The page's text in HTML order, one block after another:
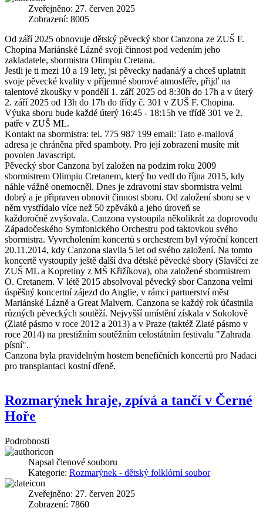
Zveřejněno: 27. červen 2025
Zobrazení: 8005
Od září 2025 obnovuje dětský pěvecký sbor Canzona ze ZUŠ F.
Chopina Mariánské Lázně svoji činnost pod vedením jeho
zakladatele, sbormistra Olimpiu Cretana.
Jestli je ti mezi 10 a 19 lety, jsi pěvecky nadaná/ý a chceš uplatnit
svoje pěvecké kvality v příjemné sborové atmosféře, přijď na
talentové zkoušky v pondělí 1. září 2025 od 8:30h do 17h a v úterý
2. září 2025 od 13h do 17h do třídy č. 301 v ZUŠ F. Chopina.
Výuka sboru bude každé úterý 16:45 - 18:15h ve třídě 301 ve 2.
patře v ZUŠ ML.
Kontakt na sbormistra: tel. 775 987 199 email: Tato e-mailová
adresa je chráněna před spamboty. Pro její zobrazení musíte mít
povolen Javascript.
Pěvecký sbor Canzona byl založen na podzim roku 2009
sbormistrem Olimpiu Cretanem, který ho vedl do října 2015, kdy
náhle vážně onemocněl. Dnes je zdravotní stav sbormistra velmi
dobrý a je připraven obnovit činnost sboru. Od založení sboru se v
něm vystřídalo více než 50 zpěváků a jeho úroveň se
každoročně zvyšovala. Canzona vystoupila několikrát za doprovodu
Západočeského Symfonického Orchestru pod taktovkou svého
sbormistra. Vyvrcholením koncertů s orchestrem byl výroční koncert
20.11.2014, kdy Canzona slavila 5 let od svého založení. Na tomto
koncertě vystoupily ještě další dva dětské pěvecké sbory (Slavíčci ze
ZUŠ ML a Kopretiny z MŠ Křižíkova), oba založené sbormistrem
O. Cretanem. V létě 2015 absolvoval pěvecký sbor Canzona velmi
úspěšný koncertní zájezd do Anglie, v rámci partnerství měst
Mariánské Lázně a Great Malvern. Canzona se každý rok účastnila
různých pěveckých soutěží. Nejvyšší umístění získala v Sokolově
(Zlaté pásmo v roce 2012 a 2013) a v Praze (taktéž Zlaté pásmo v
roce 2014) na prestižním soutěžním celostátním festivalu "Zahrada
písní".
Canzona byla pravidelným hostem benefičních koncertů pro Nadaci
pro transplantaci kostní dřeně.
Rozmarýnek hraje, zpívá a tančí v Černé
Hoře
Podrobnosti
Napsal členové souboru
Kategorie: Rozmarýnek - dětský folklórní soubor
Zveřejněno: 27. červen 2025
Zobrazení: 7860